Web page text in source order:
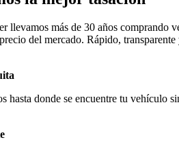
llevamos más de 30 años comprando
del mercado. Rápido,
hasta donde se encuentre tu vehículo